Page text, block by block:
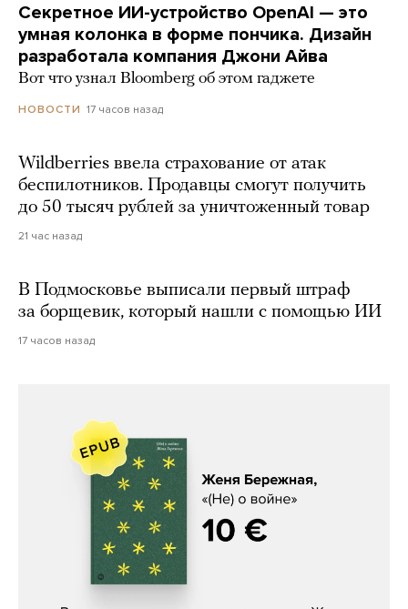
Секретное ИИ-устройство OpenAI — это
умная колонка в форме пончика. Дизайн
разработала компания Джони Айва
Вот что узнал Bloomberg об этом гаджете
НОВОСТИ 17 часов назад
Wildberries ввела страхование от атак
беспилотников. Продавцы смогут получить
до 50 тысяч рублей за уничтоженный товар
21 час назад
В Подмосковье выписали первый штраф
за борщевик, который нашли с помощью ИИ
17 часов назад
Женя Бережная, «(Не) о войне»